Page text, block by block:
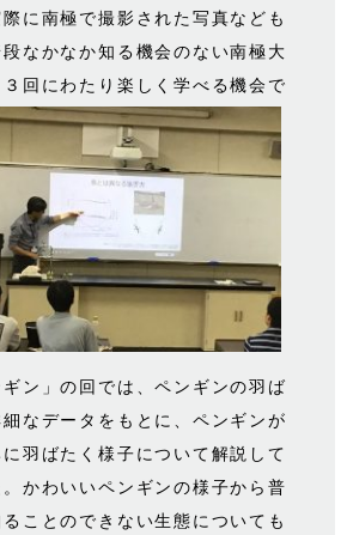
に南極で撮影された写真なども
なかなか知る機会のない南極大
回にわたり楽しく学べる機会で
ン」の回では、ペンギンの羽ば
なデータをもとに、ペンギンが
羽ばたく様子について解説して
かわいいペンギンの様子から普
ことのできない生態についても